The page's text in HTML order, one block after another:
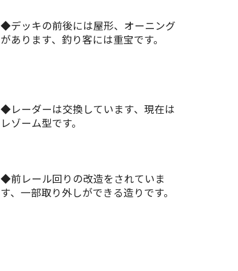
◆デッキの前後には屋形、オーニング
があります、釣り客には重宝です。
◆レーダーは交換しています、現在は
レゾーム型です。
◆前レール回りの改造をされていま
す、一部取り外しができる造りです。